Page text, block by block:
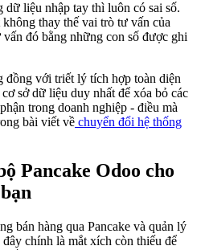
liệu nhập tay thì luôn có sai số.
thay thế vai trò tư vấn của
vấn đó bằng những con số được ghi
đồng với triết lý tích hợp toàn diện
sở dữ liệu duy nhất để xóa bỏ các
trong doanh nghiệp - điều mà
bài viết về chuyển đổi hệ thống
Pancake Odoo cho
bán hàng qua Pancake và quản lý
đây chính là mắt xích còn thiếu để